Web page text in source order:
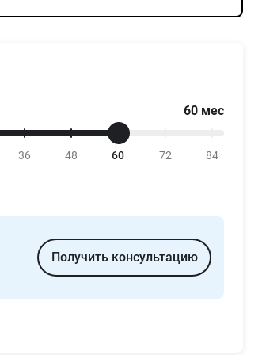
60 мес
36 48 60 72 84
Получить консультацию